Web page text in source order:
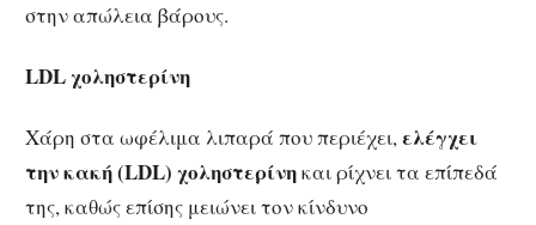
στην απώλεια βάρους.
LDL χοληστερίνη
Χάρη στα ωφέλιμα λιπαρά που περιέχει,ελέγχει
την κακή (LDL) χοληστερίνηκαι ρίχνει τα επίπεδά
της, καθώς επίσης μειώνει τον κίνδυνο